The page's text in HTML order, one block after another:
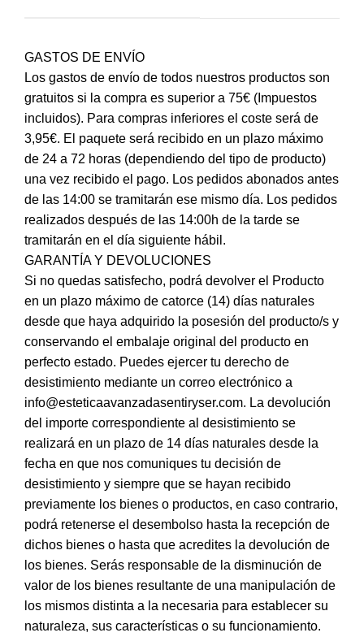
GASTOS DE ENVÍO
Los gastos de envío de todos nuestros productos son
gratuitos si la compra es superior a 75€ (Impuestos
incluidos). Para compras inferiores el coste será de
3,95€. El paquete será recibido en un plazo máximo
de 24 a 72 horas (dependiendo del tipo de producto)
una vez recibido el pago. Los pedidos abonados antes
de las 14:00 se tramitarán ese mismo día. Los pedidos
realizados después de las 14:00h de la tarde se
tramitarán en el día siguiente hábil.
GARANTÍA Y DEVOLUCIONES
Si no quedas satisfecho, podrá devolver el Producto
en un plazo máximo de catorce (14) días naturales
desde que haya adquirido la posesión del producto/s y
conservando el embalaje original del producto en
perfecto estado. Puedes ejercer tu derecho de
desistimiento mediante un correo electrónico a
info@esteticaavanzadasentiryser.com. La devolución
del importe correspondiente al desistimiento se
realizará en un plazo de 14 días naturales desde la
fecha en que nos comuniques tu decisión de
desistimiento y siempre que se hayan recibido
previamente los bienes o productos, en caso contrario,
podrá retenerse el desembolso hasta la recepción de
dichos bienes o hasta que acredites la devolución de
los bienes. Serás responsable de la disminución de
valor de los bienes resultante de una manipulación de
los mismos distinta a la necesaria para establecer su
naturaleza, sus características o su funcionamiento.